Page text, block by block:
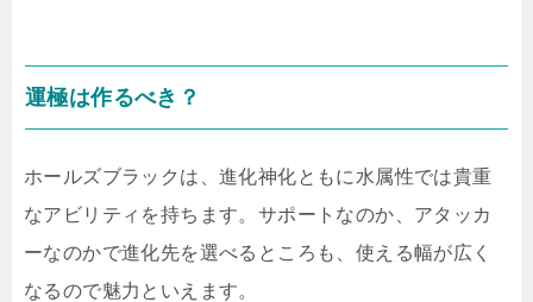
運極は作るべき？
ホールズブラックは、進化神化ともに水属性では貴重
なアビリティを持ちます。サポートなのか、アタッカ
ーなのかで進化先を選べるところも、使える幅が広く
なるので魅力といえます。